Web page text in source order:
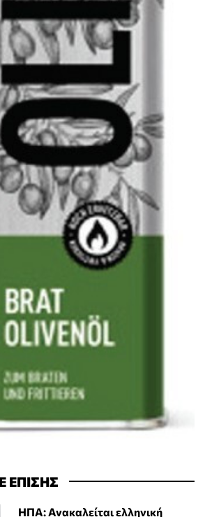
ΕΠΙΣΗΣ
ΗΠΑ: Ανακαλείται ελληνική